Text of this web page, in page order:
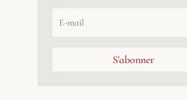
S'abonner